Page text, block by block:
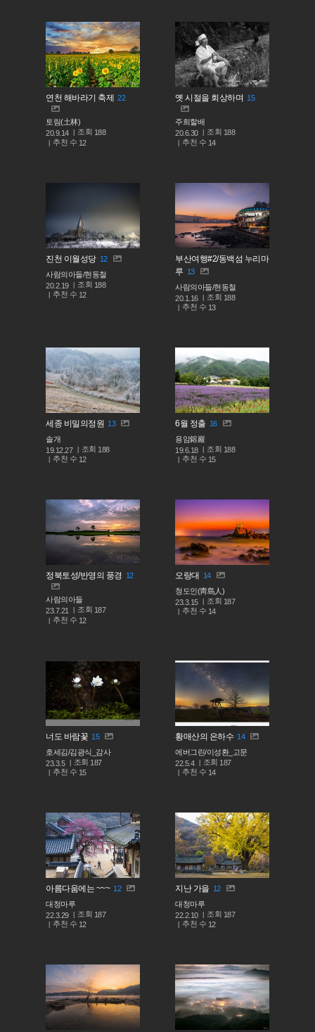
연천 해바라기 축제 22
토림(土林)
20.9.14
조회 188
추천 수 12
옛 시절을 회상하며 15
주희할배
20.6.30
조회 188
추천 수 14
진천 이월성당 12
사람의아들/현동철
20.2.19
조회 188
추천 수 12
부산여행#2/동백섬 누리마
루 13
사람의아들/현동철
20.1.16
조회 188
추천 수 13
세종 비밀의정원 13
솔개
19.12.27
조회 188
추천 수 12
6월 정출 16
용암鎔巖
19.6.18
조회 188
추천 수 15
정북토성/반영의 풍경 12
사람의아들
23.7.21
조회 187
추천 수 12
오랑대 14
청도인(靑島人)
23.3.15
조회 187
추천 수 14
너도 바람꽃 15
호세김/김광식_감사
23.3.5
조회 187
추천 수 15
황매산의 은하수 14
에버그린/이성환_고문
22.5.4
조회 187
추천 수 14
아름다움에는 ~~~ 12
대청마루
22.3.29
조회 187
추천 수 12
지난 가을 12
대청마루
22.2.10
조회 187
추천 수 12